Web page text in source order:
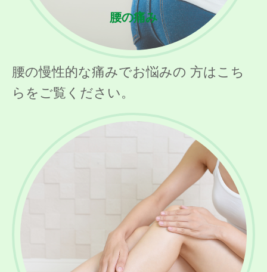
腰の痛み
腰の慢性的な痛みでお悩みの 方はこち
らをご覧ください。